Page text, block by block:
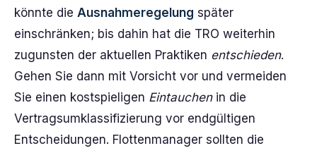
könnte die Ausnahmeregelung später
einschränken; bis dahin hat die TRO weiterhin
zugunsten der aktuellen Praktiken entschieden.
Gehen Sie dann mit Vorsicht vor und vermeiden
Sie einen kostspieligen Eintauchenin die
Vertragsumklassifizierung vor endgültigen
Entscheidungen. Flottenmanager sollten die